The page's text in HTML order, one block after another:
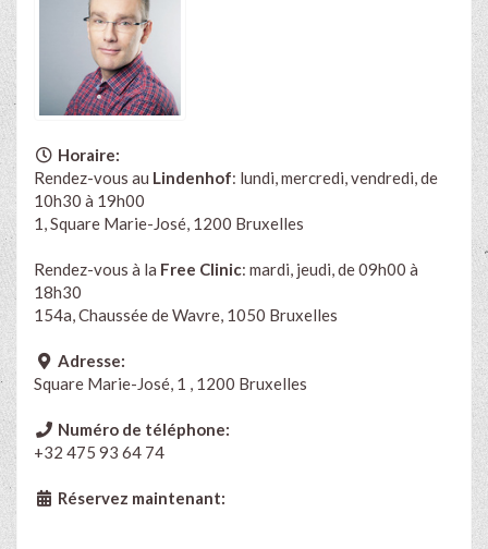
Horaire:
Rendez-vous au Lindenhof: lundi, mercredi, vendredi, de
10h30 à 19h00
1, Square Marie-José, 1200 Bruxelles
Rendez-vous à la Free Clinic: mardi, jeudi, de 09h00 à
18h30
154a, Chaussée de Wavre, 1050 Bruxelles
Adresse:
Square Marie-José, 1 , 1200 Bruxelles
Numéro de téléphone:
+32 475 93 64 74
Réservez maintenant: